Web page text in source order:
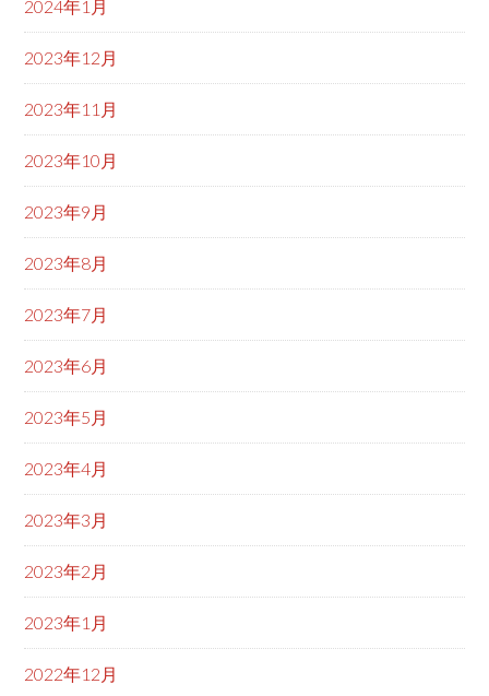
2024年1月
2023年12月
2023年11月
2023年10月
2023年9月
2023年8月
2023年7月
2023年6月
2023年5月
2023年4月
2023年3月
2023年2月
2023年1月
2022年12月